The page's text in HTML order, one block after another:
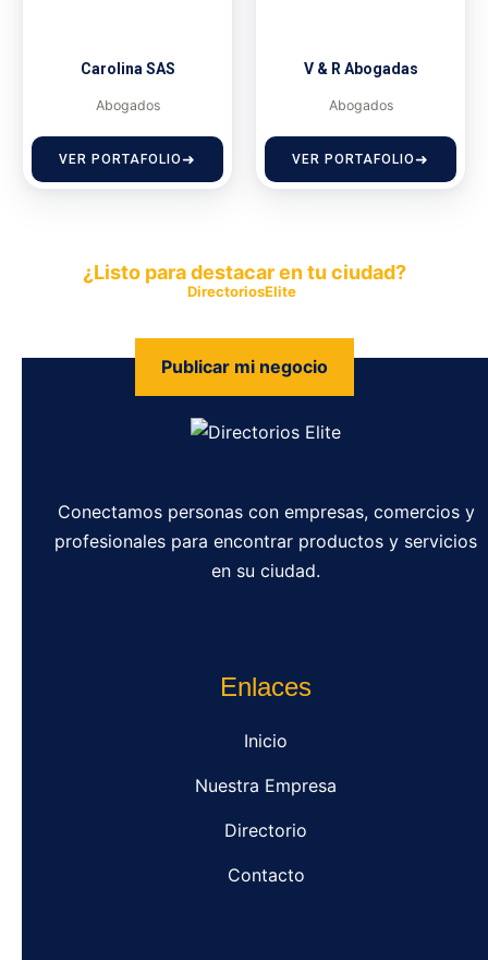
Carolina SAS
Abogados
VER PORTAFOLIO
V & R Abogadas
Abogados
VER PORTAFOLIO
¿Listo para destacar en tu ciudad?
DirectoriosElite
Publicar mi negocio
Conectamos personas con empresas, comercios y
profesionales para encontrar productos y servicios
en su ciudad.
Enlaces
Inicio
Nuestra Empresa
Directorio
Contacto